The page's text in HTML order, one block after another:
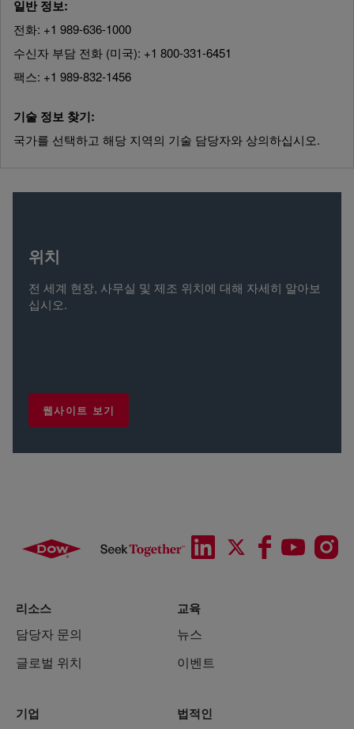
일반 정보:
전화: +1 989-636-1000
수신자 부담 전화 (미국): +1 800-331-6451
팩스: +1 989-832-1456
기술 정보 찾기:
국가를 선택하고 해당 지역의 기술 담당자와 상의하십시오.
위치
전 세계 현장, 사무실 및 제조 위치에 대해 자세히 알아보
십시오.
웹사이트 보기
리소스
담당자 문의
글로벌 위치
교육
뉴스
이벤트
기업 법적인